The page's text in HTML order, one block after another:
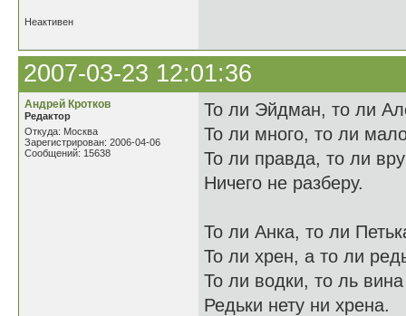
Неактивен
2007-03-23 12:01:36
Андрей Кротков
Редактор
Откуда: Москва
Зарегистрирован: 2006-04-06
Сообщений: 15638
То ли Эйдман, то ли
То ли много, то ли
То ли правда, то ли
Ничего не разберу.
То ли Анка, то ли
То ли хрен, а то ли
То ли водки, то ль
Редьки нету ни хрена.